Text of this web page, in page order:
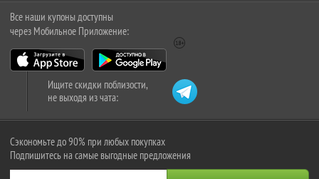
Все наши купоны доступны
через Мобильное Приложение:
Ищите скидки поблизости,
не выходя из чата:
Сэкономьте до 90% при любых покупках
Подпишитесь на самые выгодные предложения